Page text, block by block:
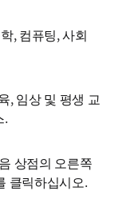
, 컴퓨팅, 사회
, 임상 및 평생 교
.
tab/window
상점의 오른쪽
클릭하십시오.